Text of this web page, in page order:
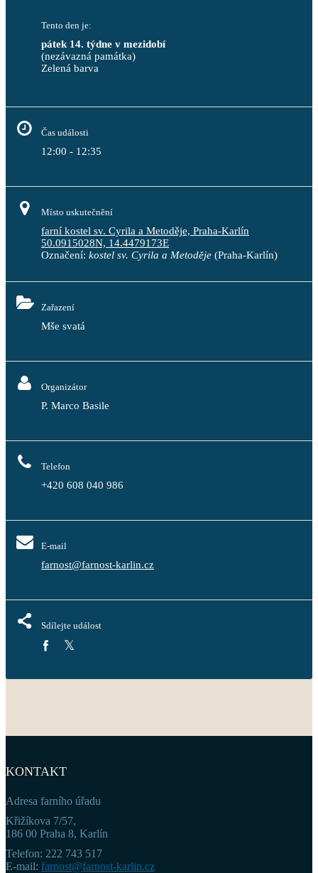
Tento den je:
pátek 14. týdne v mezidobí
(nezávazná památka)
Zelená barva
Čas události
12:00 - 12:35
Místo uskutečnění
farní kostel sv. Cyrila a Metoděje, Praha-Karlín
50.0915028N, 14.4479173E
Označení: kostel sv. Cyrila a Metoděje (Praha-Karlín)
Zařazení
Mše svatá
Organizátor
P. Marco Basile
Telefon
+420 608 040 986
E-mail
farnost@farnost-karlin.cz
Sdílejte událost
KONTAKT
Adresa farního úřadu
Křižíkova 7/57,
186 00 Praha 8, Karlín
Telefon: 222 743 517
E-mail: farnost@farnost-karlin.cz